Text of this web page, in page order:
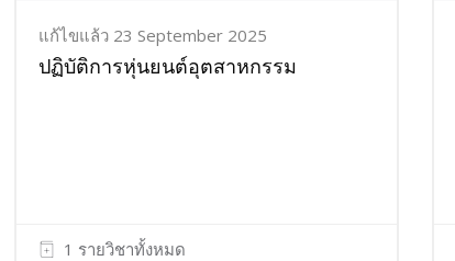
แก้ไขแล้ว 23 September 2025
ปฏิบัติการหุ่นยนต์อุตสาหกรรม
1 รายวิชาทั้งหมด